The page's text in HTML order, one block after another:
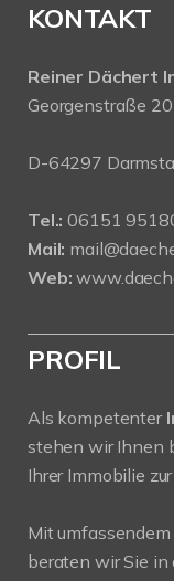
KONTAKT
Reiner Dächert
Georgenstraße 20
D-64297
Tel.: 06151
Mail:
Web:
PROFIL
Als kompetenter
stehen wir Ihnen
Ihrer Immobilie
Mit
beraten wir Sie in